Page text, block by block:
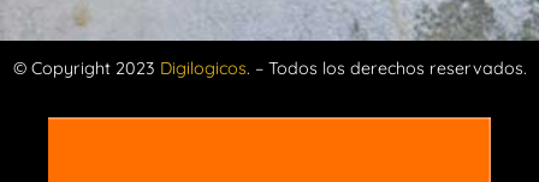
© Copyright 2023 Digilogicos. – Todos los derechos reservados.